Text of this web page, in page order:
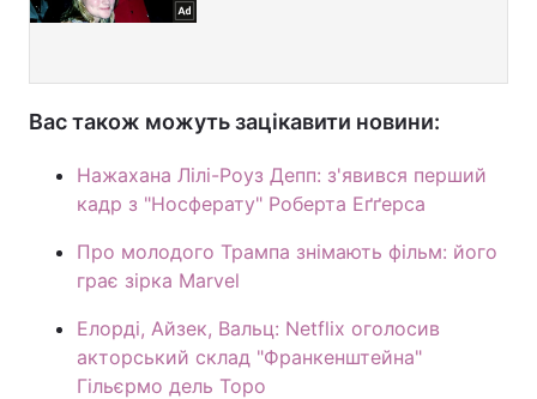
Вас також можуть зацікавити новини:
Нажахана Лілі-Роуз Депп: з'явився перший
кадр з "Носферату" Роберта Еґґерса
Про молодого Трампа знімають фільм: його
грає зірка Marvel
Елорді, Айзек, Вальц: Netflix оголосив
акторський склад "Франкенштейна"
Гільєрмо дель Торо